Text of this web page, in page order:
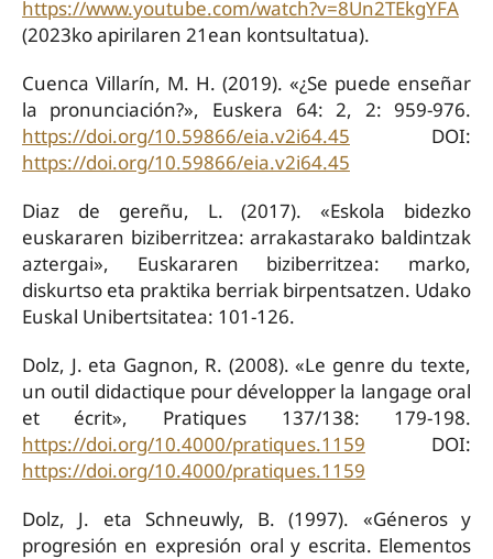
https://www.youtube.com/watch?v=8Un2TEkgYFA
(2023ko apirilaren 21ean kontsultatua).
Cuenca Villarín, M. H. (2019). «¿Se puede enseñar
la pronunciación?», Euskera 64: 2, 2: 959-976.
https://doi.org/10.59866/eia.v2i64.45 DOI:
https://doi.org/10.59866/eia.v2i64.45
Diaz de gereñu, L. (2017). «Eskola bidezko
euskararen biziberritzea: arrakastarako baldintzak
aztergai», Euskararen biziberritzea: marko,
diskurtso eta praktika berriak birpentsatzen. Udako
Euskal Unibertsitatea: 101-126.
Dolz, J. eta Gagnon, R. (2008). «Le genre du texte,
un outil didactique pour développer la langage oral
et écrit», Pratiques 137/138: 179-198.
https://doi.org/10.4000/pratiques.1159 DOI:
https://doi.org/10.4000/pratiques.1159
Dolz, J. eta Schneuwly, B. (1997). «Géneros y
progresión en expresión oral y escrita. Elementos